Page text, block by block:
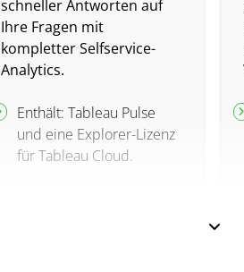
schneller Antworten auf
Ihre Fragen mit
kompletter Selfservice-
Analytics.
Enthält: Tableau Pulse
und eine Explorer-Lizenz
für Tableau Cloud.